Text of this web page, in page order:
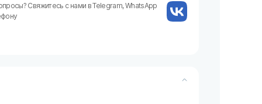
Свяжитесь с нами в Telegram, WhatsApp